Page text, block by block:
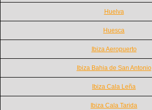
Huelva
Huesca
Ibiza Aeropuerto
Ibiza Bahia de San Antonio
Ibiza Cala Leña
Ibiza Cala Tarida